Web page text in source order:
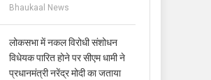
Bhaukaal News
लोकसभा में नकल विरोधी संशोधन
विधेयक पारित होने पर सीएम धामी ने
प्रधानमंत्री नरेंद्र मोदी का जताया